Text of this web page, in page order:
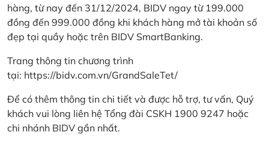
hàng, từ nay đến 31/12/2024, BIDV ngay từ 199.000
đồng đến 999.000 đồng khi khách hàng mở tài khoản số
đẹp tại quầy hoặc trên BIDV SmartBanking.
Trang thông tin chương trình
tại: https://bidv.com.vn/GrandSaleTet/
Để có thêm thông tin chi tiết và được hỗ trợ, tư vấn, Quý
khách vui lòng liên hệ Tổng đài CSKH 1900 9247 hoặc
chi nhánh BIDV gần nhất.